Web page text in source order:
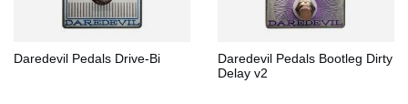
Daredevil Pedals Drive-Bi
Daredevil Pedals Bootleg Dirty
Delay v2